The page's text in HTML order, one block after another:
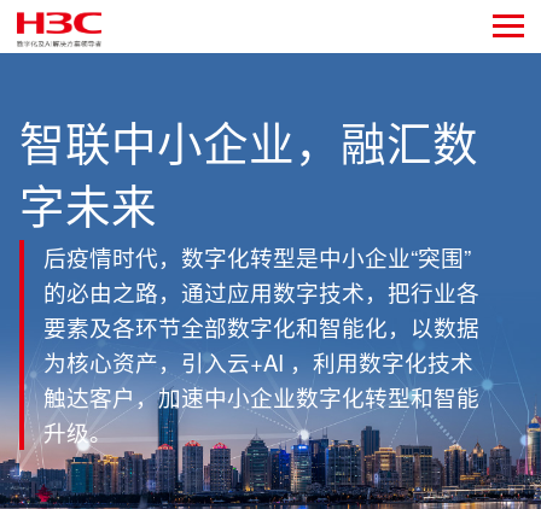
智联中小企业，融汇数
字未来
后疫情时代，数字化转型是中小企业“突围”
的必由之路，通过应用数字技术，把行业各
要素及各环节全部数字化和智能化，以数据
为核心资产，引入云+AI ，利用数字化技术
触达客户，加速中小企业数字化转型和智能
升级。